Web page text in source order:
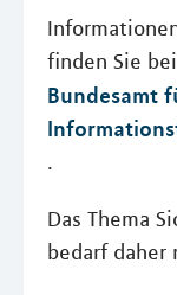
finden Sie
Bundesamt
.
Das Thema
bedarf